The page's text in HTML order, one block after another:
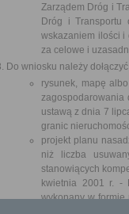
Zarządem Dróg i
Dróg i Transportu
wskazaniem ilości i
za celowe i
Do wniosku należy
rysunek, mapę
zagospodarowania
ustawą z dnia 7
granic
projekt planu
niż liczba
stanowiących
kwietnia 2001 r. -
wykonany w formie